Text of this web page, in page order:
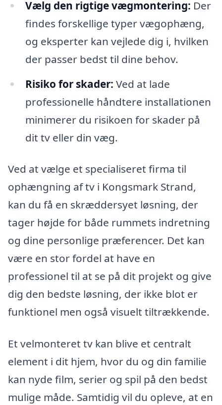
Vælg den rigtige vægmontering: Der
findes forskellige typer vægophæng,
og eksperter kan vejlede dig i, hvilken
der passer bedst til dine behov.
Risiko for skader: Ved at lade
professionelle håndtere installationen
minimerer du risikoen for skader på
dit tv eller din væg.
Ved at vælge et specialiseret firma til
ophængning af tv i Kongsmark Strand,
kan du få en skræddersyet løsning, der
tager højde for både rummets indretning
og dine personlige præferencer. Det kan
være en stor fordel at have en
professionel til at se på dit projekt og give
dig den bedste løsning, der ikke blot er
funktionel men også visuelt tiltrækkende.
Et velmonteret tv kan blive et centralt
element i dit hjem, hvor du og din familie
kan nyde film, serier og spil på den bedst
mulige måde. Samtidig vil du opleve, at en